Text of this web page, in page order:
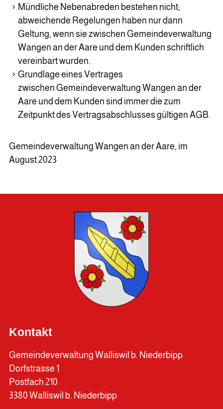
Mündliche Nebenabreden bestehen nicht;
abweichende Regelungen haben nur dann
Geltung, wenn sie zwischen Gemeindeverwaltung
Wangen an der Aare und dem Kunden schriftlich
vereinbart wurden.
Grundlage eines Vertrages
zwischen Gemeindeverwaltung Wangen an der
Aare und dem Kunden sind immer die zum
Zeitpunkt des Vertragsabschlusses gültigen AGB.
Gemeindeverwaltung Wangen an der Aare, im
August 2023
Kontakt
Gemeindeverwaltung Walliswil b. Niederbipp
Dorfstrasse 1
Postfach 210
3380 Walliswil b. Niederbipp